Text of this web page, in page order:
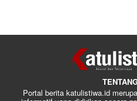
Portal berita katulistiwa.id